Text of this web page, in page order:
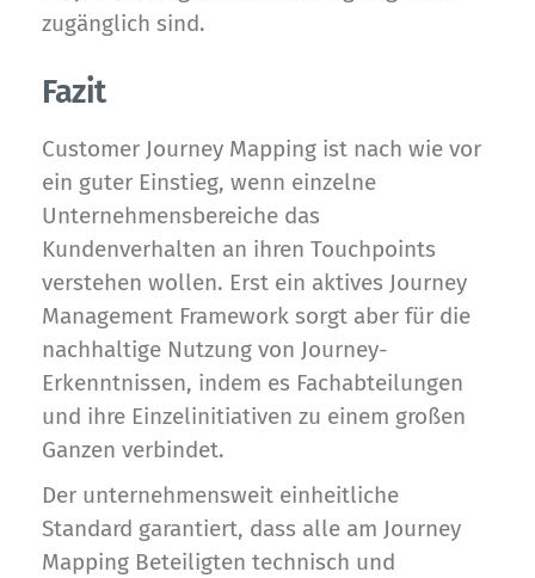
zugänglich sind.
Fazit
Customer Journey Mapping ist nach wie vor
ein guter Einstieg, wenn einzelne
Unternehmensbereiche das
Kundenverhalten an ihren Touchpoints
verstehen wollen. Erst ein aktives Journey
Management Framework sorgt aber für die
nachhaltige Nutzung von Journey-
Erkenntnissen, indem es Fachabteilungen
und ihre Einzelinitiativen zu einem großen
Ganzen verbindet.
Der unternehmensweit einheitliche
Standard garantiert, dass alle am Journey
Mapping Beteiligten technisch und